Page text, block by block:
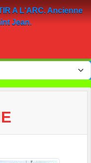
A L'ARC. Ancienne
Jean.